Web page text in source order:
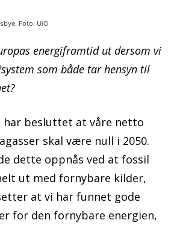
Foto: UiO
energiframtid ut dersom vi
som både tar hensyn til
har besluttet at våre netto
skal være null i 2050.
dette oppnås ved at fossil
ut med fornybare kilder,
at vi har funnet gode
for den fornybare energien,